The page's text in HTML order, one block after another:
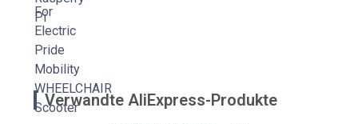
Verwandte AliExpress-Produkte